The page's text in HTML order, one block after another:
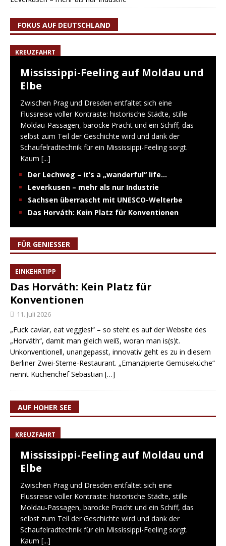
FOKUS AUF DEUTSCHLAND
KREUZFAHRT
Mississippi-Feeling auf Moldau und
Elbe
Zwischen Prag und Dresden entfaltet sich eine
Flussreise voller Kontraste: historische Städte, stille
Moldau-Passagen, barocke Pracht und ein Schiff, das
selbst zum Teil der Geschichte wird und dank der
Schaufelradtechnik für ein Mississippi-Feeling sorgt.
Kaum [...]
Der Lechweg – it’s a „wanderful“ life…
Leverkusen – mehr als nur Industrie
Sachsen überrascht mit UNESCO-Welterbe
Das Horváth: Kein Platz für Konventionen
FÜR GENIESSER
EINKEHRTIPP
Das Horváth: Kein Platz für
Konventionen
11. Juli 2026
„Fuck caviar, eat veggies!“ – so steht es auf der Website des
„Horváth“, damit man gleich weiß, woran man is(s)t.
Unkonventionell, unangepasst, innovativ geht es zu in diesem
Berliner Zwei-Sterne-Restaurant. „Emanzipierte Gemüseküche“
nennt Küchenchef Sebastian […]
AUF HOHER SEE
KREUZFAHRT
Mississippi-Feeling auf Moldau und
Elbe
Zwischen Prag und Dresden entfaltet sich eine
Flussreise voller Kontraste: historische Städte, stille
Moldau-Passagen, barocke Pracht und ein Schiff, das
selbst zum Teil der Geschichte wird und dank der
Schaufelradtechnik für ein Mississippi-Feeling sorgt.
Kaum [...]